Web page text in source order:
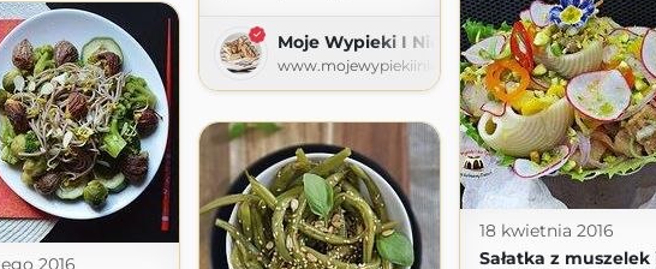
Moje Wypieki I Nie Tylko
www.mojewypiekiinietylko.com
18 kwietnia 2016
Sałatka z muszelek
2016